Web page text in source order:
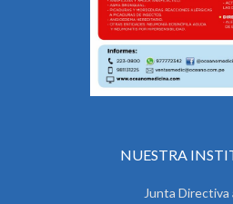
NUESTRA
Junta Directiva